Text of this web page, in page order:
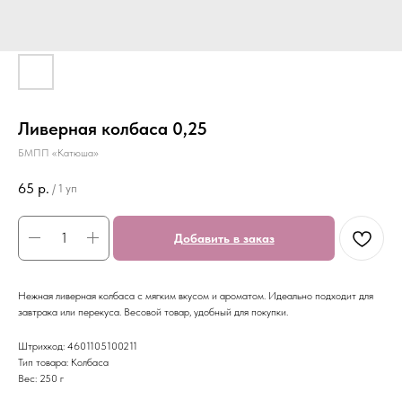
Ливерная колбаса 0,25
БМПП «Катюша»
65 р. / 1 уп
Добавить в заказ
Нежная ливерная колбаса с мягким вкусом и ароматом. Идеально подходит для
завтрака или перекуса. Весовой товар, удобный для покупки.
Штрихкод: 4601105100211
Тип товара: Колбаса
Вес: 250 г